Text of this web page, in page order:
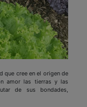
que cree en el origen de
amor las tierras y las
de sus bondades,